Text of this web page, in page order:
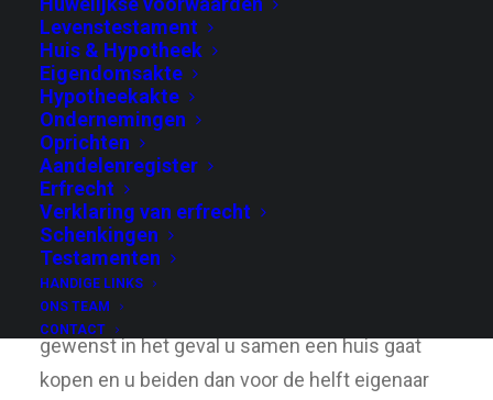
Levenstestament
Huis & Hypotheek
Eigendomsakte
Hypotheekakte
Ondernemingen
Oprichten
Aandelenregister
Erfrecht
Verklaring van erfrecht
Schenkingen
Testamenten
HANDIGE LINKS
ONS TEAM
CONTACT
Onze maatschappij kent verschillende vormen
van samenleving. Indien u geen huwelijk of
geregistreerd partnerschap wenst, is het toch
van groot belang om afspraken over uw
samenleving te maken. Een
samenlevingsovereenkomst is bijvoorbeeld
gewenst in het geval u samen een huis gaat
kopen en u beiden dan voor de helft eigenaar